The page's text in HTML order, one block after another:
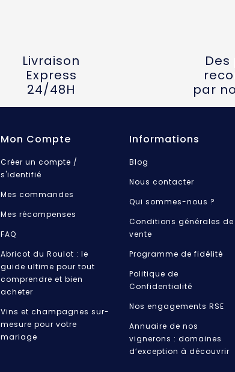
Livraison
Express
24/48H
Des
par
Mon Compte
Créer un compte /
s'identifié
Mes commandes
Mes récompenses
FAQ
Abricot du Roulot : le
guide ultime pour tout
comprendre et bien
acheter
Vins et champagnes sur-
mesure pour votre
mariage
Informations
Blog
Nous contacter
Qui sommes-nous ?
Conditions générales de
vente
Programme de fidélité
Politique de
Confidentialité
Nos engagements RSE
Annuaire de nos
vignerons : domaines
d’exception à découvrir